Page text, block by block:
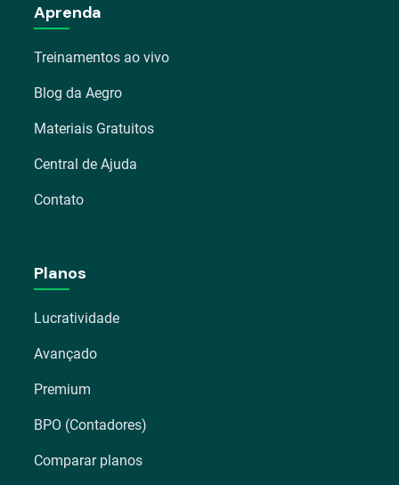
Aprenda
Treinamentos ao vivo
Blog da Aegro
Materiais Gratuitos
Central de Ajuda
Contato
Planos
Lucratividade
Avançado
Premium
BPO (Contadores)
Comparar planos